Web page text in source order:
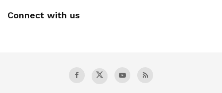
Connect with us